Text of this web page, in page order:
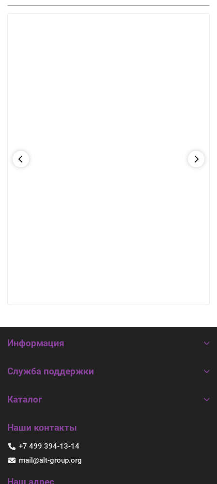
Информация
Служба поддержки
Каталог
Наши контакты
+7 499 394-13-14
mail@alt-group.org